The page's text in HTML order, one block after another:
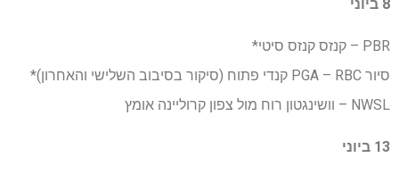
8 ביוני
PBR – קנזס קנזס סיטי*
סיור PGA – RBC קנדי ​​פתוח (סיקור בסיבוב השלישי והאחרון)*
NWSL – וושינגטון רוח מול צפון קרוליינה אומץ
13 ביוני